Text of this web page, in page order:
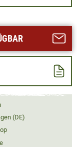
(DE)